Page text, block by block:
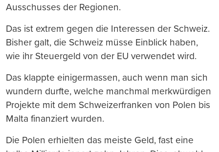
Ausschusses der Regionen.
Das ist extrem gegen die Interessen der Schweiz.
Bisher galt, die Schweiz müsse Einblick haben,
wie ihr Steuergeld von der EU verwendet wird.
Das klappte einigermassen, auch wenn man sich
wundern durfte, welche manchmal merkwürdigen
Projekte mit dem Schweizerfranken von Polen bis
Malta finanziert wurden.
Die Polen erhielten das meiste Geld, fast eine